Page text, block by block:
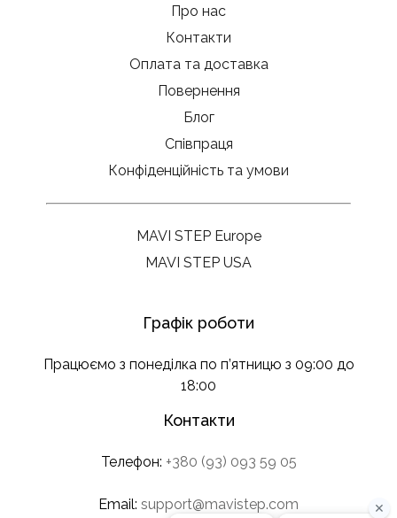
Про нас
Контакти
Оплата та доставка
Повернення
Блог
Співпраця
Конфіденційність та умови
MAVI STEP Europe
MAVI STEP USA
Графік роботи
Працюємо з понеділка по п’ятницю з 09:00 до
18:00
Контакти
Телефон: +380 (93) 093 59 05
Email: support@mavistep.com